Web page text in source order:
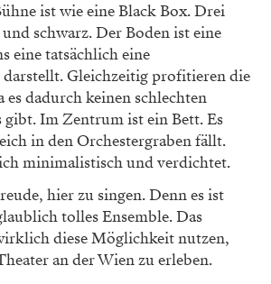
ist wie eine Black Box. Drei
schwarz. Der Boden ist eine
eine tatsächlich eine
Gleichzeitig profitieren die
es dadurch keinen schlechten
Im Zentrum ist ein Bett. Es
in den Orchestergraben fällt.
minimalistisch und verdichtet.
hier zu singen. Denn es ist
tolles Ensemble. Das
diese Möglichkeit nutzen,
an der Wien zu erleben.